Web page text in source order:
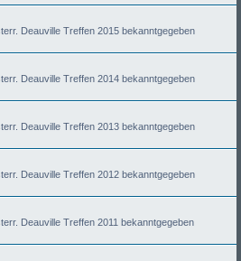
Deauville Treffen 2015 bekanntgegeben
Deauville Treffen 2014 bekanntgegeben
Deauville Treffen 2013 bekanntgegeben
Deauville Treffen 2012 bekanntgegeben
Deauville Treffen 2011 bekanntgegeben